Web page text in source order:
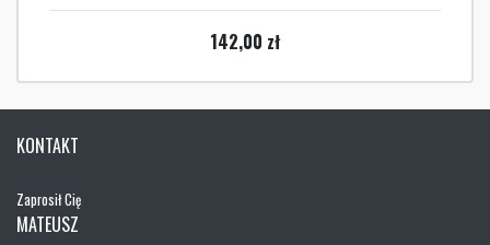
142,00 zł
KONTAKT
Zaprosił Cię
MATEUSZ